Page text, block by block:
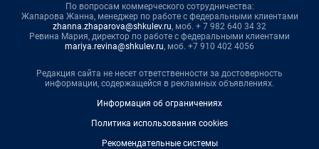
По вопросам коммерческого сотрудничества:
Жапарова Жанна, менеджер по работе с федеральными клиентами
zhanna.zhaparova@shkulev.ru, моб. + 7 982 640 34 32
Ревина Мария, директор по работе с федеральными клиентами
mariya.revina@shkulev.ru, моб. +7 910 402 4056
Редакция сайта не несет ответственности за достоверность
информации, содержащейся в рекламных объявлениях.
Информация об ограничениях
Политика использования cookies
Рекомендательные системы